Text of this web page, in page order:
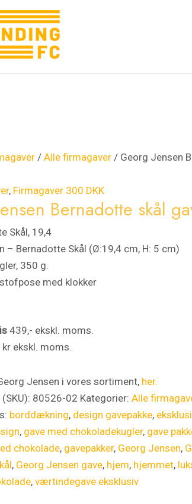
/ Alle firmagaver / Georg Jensen
, Firmagaver 300 DKK
Bernadotte skål
Skål, 19,4
– Bernadotte Skål (Ø:19,4 cm, H: 5 cm)
350 g.
med klokker
439,- ekskl. moms.
ekskl. moms.
Jensen i vores sortiment, her.
80526-02 Kategorier: Alle
borddækning, design gavepakke,
, gave med chokoladekugler, gave
chokolade, gavepakker, Georg Jensen,
, Georg Jensen gave, hjem, hjemmet,
, værtindegave eksklusiv
Den
oprindelige
pris
var:
Den
aktuelle
pris
er: